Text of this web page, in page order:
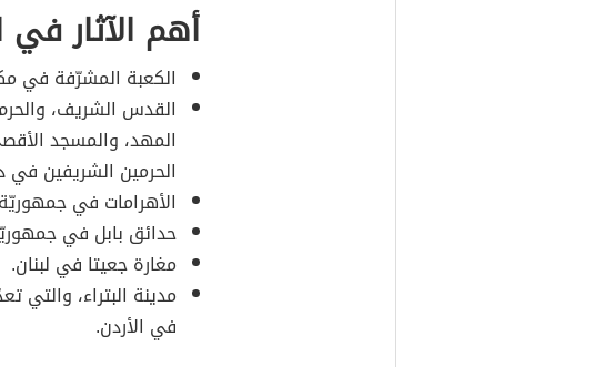
أهم الآثار في
الكعبة المشرّفة في
القدس الشريف،
المهد، والمسجد
الحرمين الشريفين
الأهرامات في
حدائق بابل في
مغارة جعيتا في لبنان.
مدينة البتراء، والتي
في الأردن.